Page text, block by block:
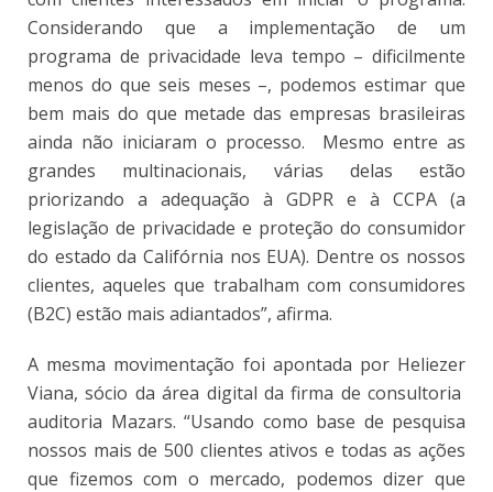
Considerando que a implementação de um
programa de privacidade leva tempo – dificilmente
menos do que seis meses –, podemos estimar que
bem mais do que metade das empresas brasileiras
ainda não iniciaram o processo. Mesmo entre as
grandes multinacionais, várias delas estão
priorizando a adequação à GDPR e à CCPA (a
legislação de privacidade e proteção do consumidor
do estado da Califórnia nos EUA). Dentre os nossos
clientes, aqueles que trabalham com consumidores
(B2C) estão mais adiantados”, afirma.
A mesma movimentação foi apontada por Heliezer
Viana, sócio da área digital da firma de consultoria
auditoria Mazars. “Usando como base de pesquisa
nossos mais de 500 clientes ativos e todas as ações
que fizemos com o mercado, podemos dizer que